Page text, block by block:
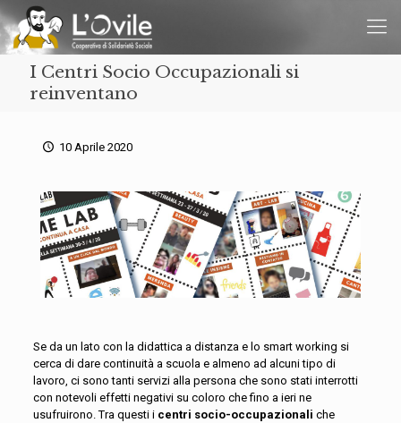
I Centri Socio Occupazionali si
reinventano
10 Aprile 2020
Se da un lato con la didattica a distanza e lo smart working si
cerca di dare continuità a scuola e almeno ad alcuni tipo di
lavoro, ci sono tanti servizi alla persona che sono stati interrotti
con notevoli effetti negativi su coloro che fino a ieri ne
usufruirono. Tra questi i centri socio-occupazionali che